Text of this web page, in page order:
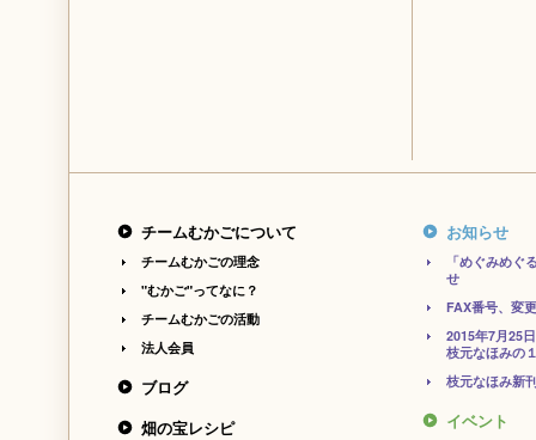
チームむかごについて
チームむかごの理念
"むかご"ってなに？
チームむかごの活動
法人会員
ブログ
畑の宝レシピ
お知らせ
「めぐみめぐ
せ
FAX番号、変
2015年7月25
枝元なほみの
枝元なほみ新
イベント